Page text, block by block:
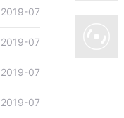
2019-07
2019-07
2019-07
2019-07